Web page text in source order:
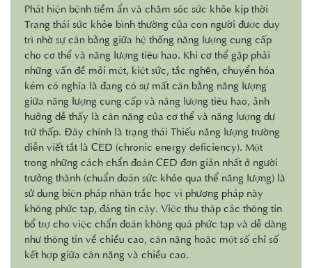
Phát hiện bệnh tiềm ẩn và chăm sóc sức khỏe kịp thời
Trạng thái sức khỏe bình thường của con người được duy
trì nhờ sự cân bằng giữa hệ thống năng lượng cung cấp
cho cơ thể và năng lượng tiêu hao. Khi cơ thể gặp phải
những vấn đề mỏi mệt, kiệt sức, tắc nghẽn, chuyển hóa
kém có nghĩa là đang có sự mất cân bằng năng lượng
giữa năng lượng cung cấp và năng lượng tiêu hao, ảnh
hưởng dễ thấy là cân nặng của cơ thể và năng lượng dự
trữ thấp. Đây chính là trạng thái Thiếu năng lượng trường
diễn viết tắt là CED (chronic energy deficiency). Một
trong những cách chẩn đoán CED đơn giản nhất ở người
trưởng thành (chuẩn đoán sức khỏe qua thể năng lượng) là
sử dụng biện pháp nhân trắc học vì phương pháp này
không phức tạp, đáng tin cậy. Việc thu thập các thông tin
bổ trợ cho việc chẩn đoán không quá phức tạp và dễ dàng
như thông tin về chiều cao, cân nặng hoặc một số chỉ số
kết hợp giữa cân nặng và chiều cao.